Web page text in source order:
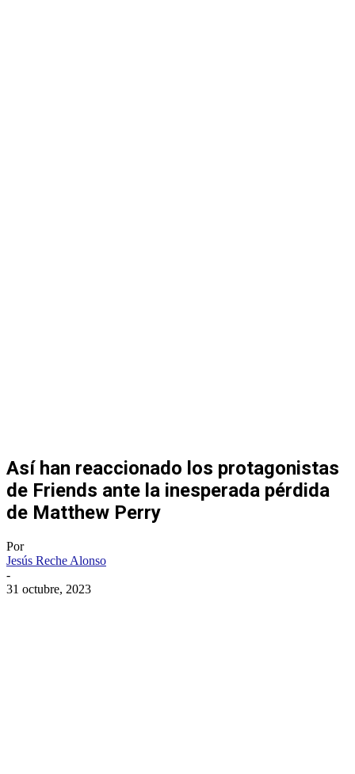
Así han reaccionado los protagonistas
de Friends ante la inesperada pérdida
de Matthew Perry
Por
Jesús Reche Alonso
-
31 octubre, 2023